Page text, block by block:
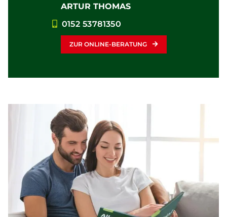
ARTUR THOMAS
0152 53781350
ZUR ONLINE-BERATUNG